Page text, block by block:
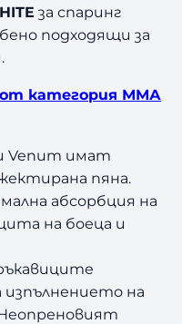
за спаринг
подходящи за
категория ММА
Venum имат
пяна.
абсорбция на
на боеца и
изпълнението на